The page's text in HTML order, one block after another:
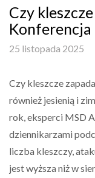
Czy
Konferencja
25 listopada 2025
Czy kleszcze
również jesienią i
rok, eksperci MSD
dziennikarzami
liczba kleszczy,
jest wyższa niż w